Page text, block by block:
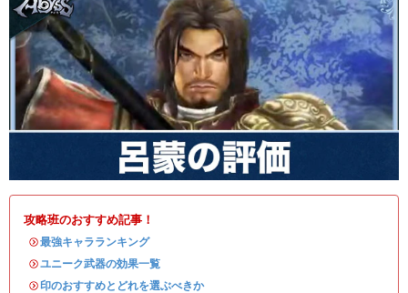
攻略班のおすすめ記事！
・最強キャラランキング
・ユニーク武器の効果一覧
・印のおすすめとどれを選ぶべきか